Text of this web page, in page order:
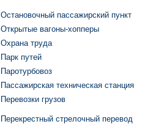
Остановочный пассажирский пункт
Открытые вагоны-хопперы
Охрана труда
Парк путей
Паротурбовоз
Пассажирская техническая станция
Перевозки грузов
Перекрестный стрелочный перевод